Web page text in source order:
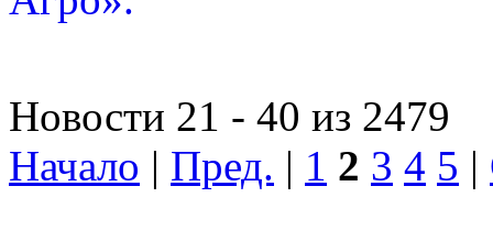
Новости 21 - 40 из 2479
Начало | Пред. | 1 2 3 4 5 |